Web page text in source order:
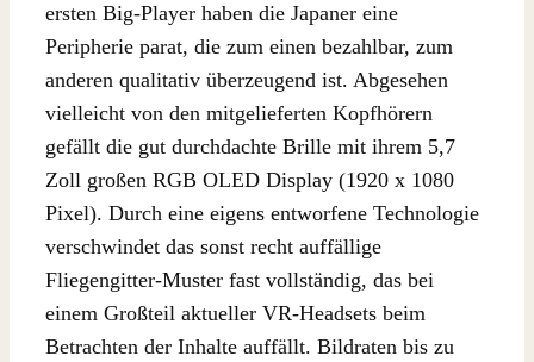
ersten Big-Player haben die Japaner eine
Peripherie parat, die zum einen bezahlbar, zum
anderen qualitativ überzeugend ist. Abgesehen
vielleicht von den mitgelieferten Kopfhörern
gefällt die gut durchdachte Brille mit ihrem 5,7
Zoll großen RGB OLED Display (1920 x 1080
Pixel). Durch eine eigens entworfene Technologie
verschwindet das sonst recht auffällige
Fliegengitter-Muster fast vollständig, das bei
einem Großteil aktueller VR-Headsets beim
Betrachten der Inhalte auffällt. Bildraten bis zu